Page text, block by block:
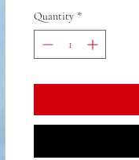
Quantity *